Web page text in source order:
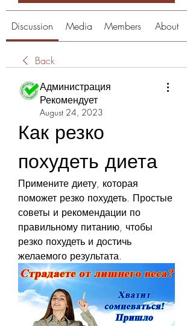
Discussion Media Members About
Back
Администрация
Рекомендует
August 24, 2023
Как резко
похудеть диета
Примените диету, которая
поможет резко похудеть. Простые
советы и рекомендации по
правильному питанию, чтобы
резко похудеть и достичь
желаемого результата.